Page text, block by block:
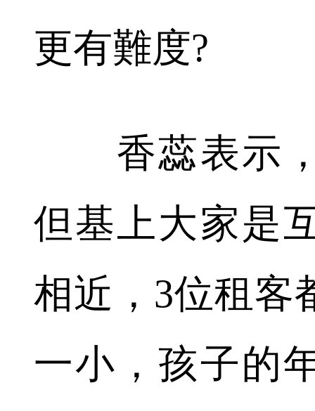
更有難度?
香蕊表示，
但基上大家是
相近，3位租客
一小，孩子的